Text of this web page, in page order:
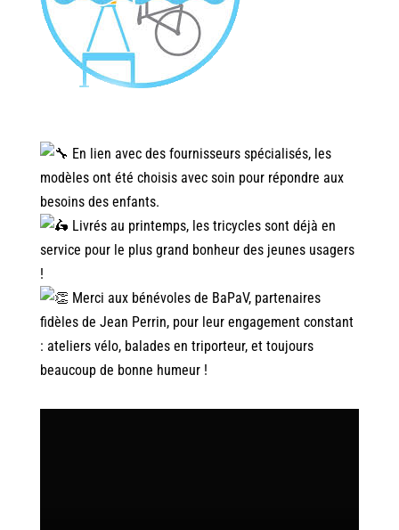
En lien avec des fournisseurs spécialisés, les
modèles ont été choisis avec soin pour répondre aux
besoins des enfants.
Livrés au printemps, les tricycles sont déjà en
service pour le plus grand bonheur des jeunes usagers
!
Merci aux bénévoles de BaPaV, partenaires
fidèles de Jean Perrin, pour leur engagement constant
: ateliers vélo, balades en triporteur, et toujours
beaucoup de bonne humeur !